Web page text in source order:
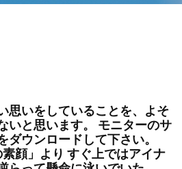
思いをしていることを、よそ
いと思います。 モニターのサ
ダウンロードして下さい。
顔」より すぐ上ではアイナ